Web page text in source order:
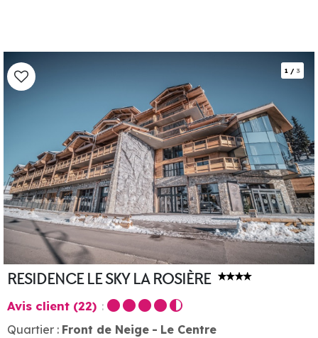
1 / 3
RESIDENCE LE SKY LA ROSIÈRE
Avis client (22)
Quartier : Front de Neige
Le Centre